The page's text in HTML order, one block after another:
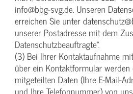
info@bbg-svg.de. Unseren
erreichen Sie unter
unserer Postadresse mit dem
Datenschutzbeauftragte“.
(3) Bei Ihrer Kontaktaufnahme
über ein Kontaktformular
mitgeteilten Daten (Ihre E-Mail-